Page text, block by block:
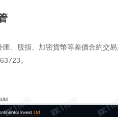
匯、股指、加密貨幣等差價合約交
。